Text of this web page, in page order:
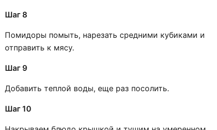
Шаг 8
Помидоры помыть, нарезать средними кубиками и
отправить к мясу.
Шаг 9
Добавить теплой воды, еще раз посолить.
Шаг 10